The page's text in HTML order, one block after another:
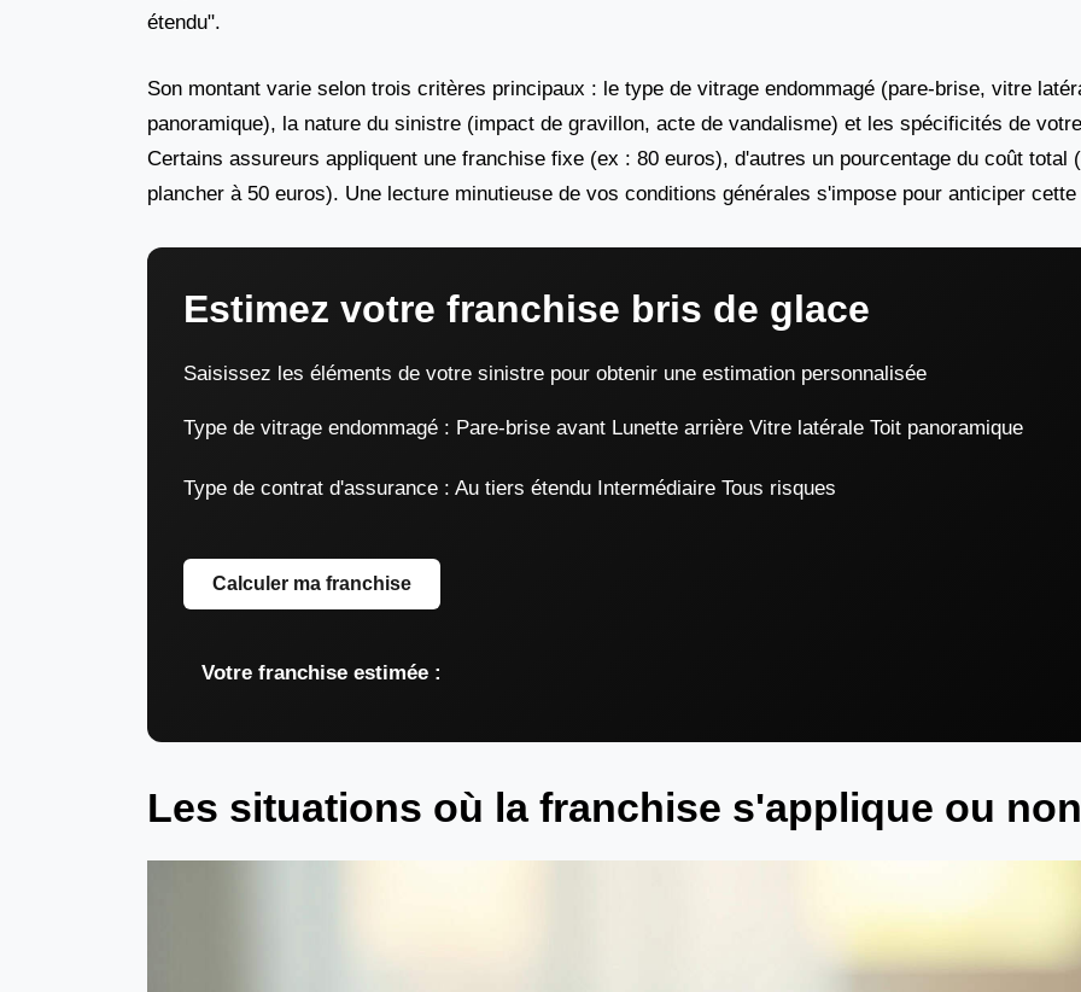
étendu".
Son montant varie selon trois critères principaux : le type de vitrage endommagé (pare-brise, vitre
panoramique), la nature du sinistre (impact de gravillon, acte de vandalisme) et les spécificités de
Certains assureurs appliquent une franchise fixe (ex : 80 euros), d'autres un pourcentage du coût total
plancher à 50 euros). Une lecture minutieuse de vos conditions générales s'impose pour anticiper cette
Estimez votre franchise bris de glace
Saisissez les éléments de votre sinistre pour obtenir une estimation personnalisée
Type de vitrage endommagé : Pare-brise avant Lunette arrière Vitre latérale Toit panoramique
Type de contrat d'assurance : Au tiers étendu Intermédiaire Tous risques
Calculer ma franchise
Votre franchise estimée :
Les situations où la franchise s'applique ou non